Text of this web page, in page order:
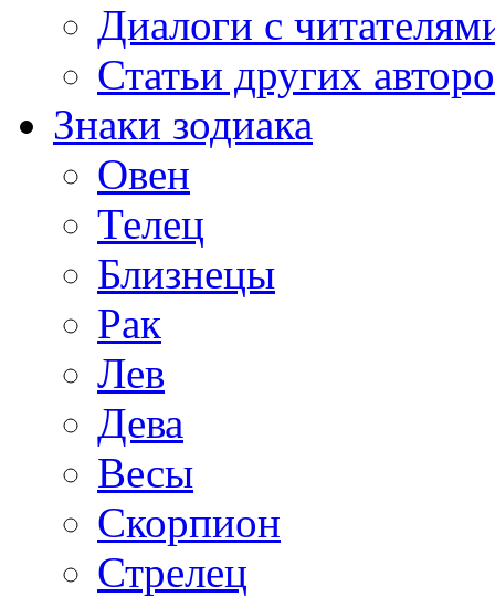
Диалоги с
Статьи других
Знаки зодиака
Овен
Телец
Близнецы
Рак
Лев
Дева
Весы
Скорпион
Стрелец